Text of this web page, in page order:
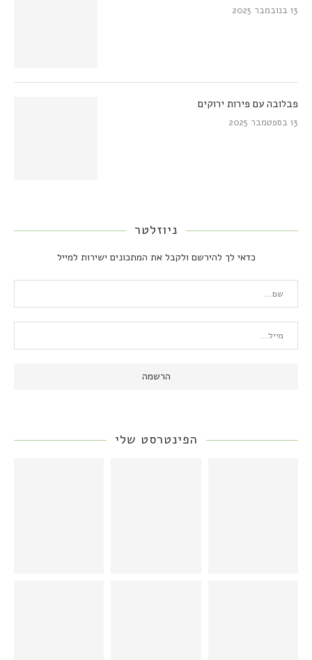
13 בנובמבר 2025
פבלובה עם פירות ירוקים
13 בספטמבר 2025
ניוזלטר
כדאי לך להירשם ולקבל את המתכונים ישירות למייל
הפינטרסט שלי